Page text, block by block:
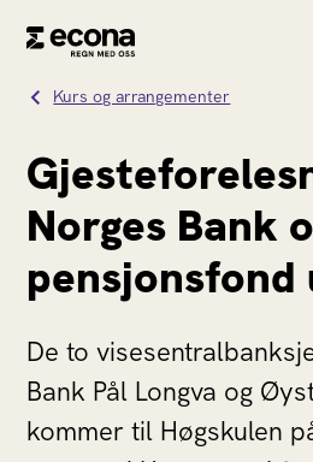
Kurs og arrangementer
Norges Bank
pensjonsfond
De to
Bank Pål Longva og
kommer til Høgskulen